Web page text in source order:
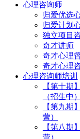
心理咨询师
归爱优选
归爱计划
独立项目
奇才讲师
奇才心理
奇才心理
心理咨询师培训
【第十期
（招生中）
【第九期
营）
【第八期
营）